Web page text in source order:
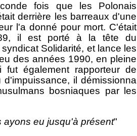
fois que les Polonais
derrière les barreaux d'une
l'a donné pour mort. C'était
il est porté à la tête du
Solidarité, et lance les
des années 1990, en pleine
fut également rapporteur de
il démissionna
bosniaques par les
ayons eu jusqu'à présent"